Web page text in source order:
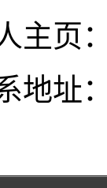
主页
地址